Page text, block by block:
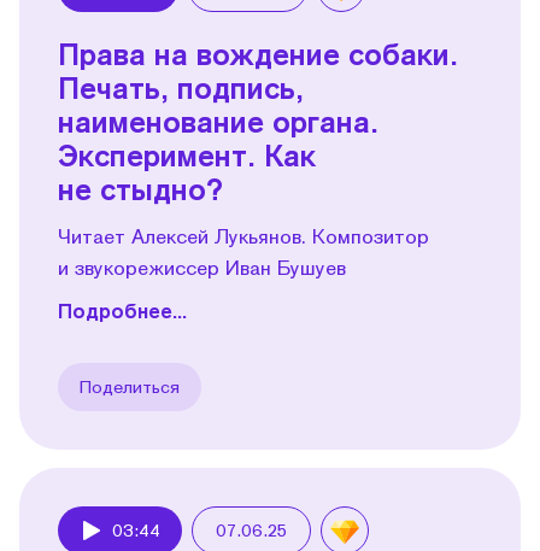
Права на вождение собаки.
Печать, подпись,
наименование органа.
Эксперимент. Как
не стыдно?
Читает Алексей Лукьянов. Композитор
и звукорежиссер Иван Бушуев
Подробнее...
Поделиться
03:44 07.06.25